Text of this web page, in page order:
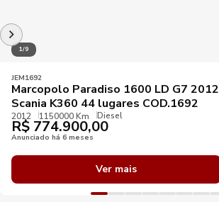
1/9
JEM1692
Marcopolo Paradiso 1600 LD G7 2012
Scania K360 44 lugares COD.1692
2012 1150000 Km Diesel
R$ 774.900,00
Anunciado há 6 meses
Ver mais